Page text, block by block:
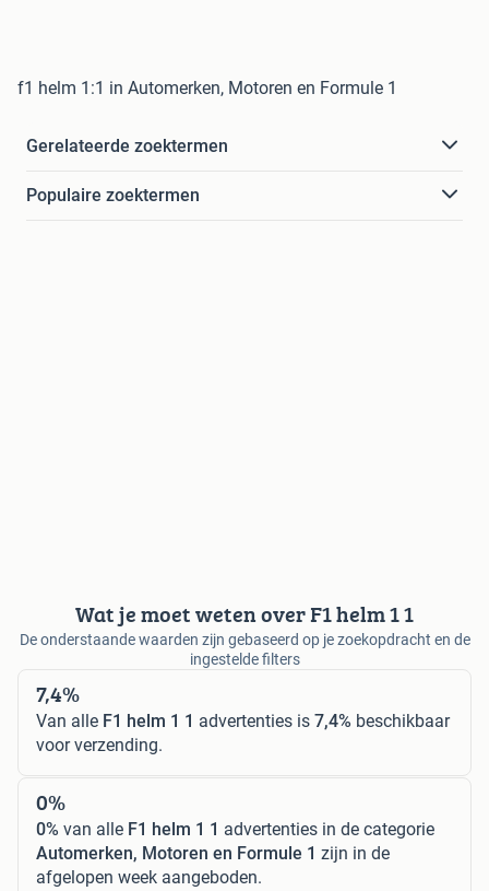
f1 helm 1:1 in Automerken, Motoren en Formule 1
Gerelateerde zoektermen
Populaire zoektermen
Wat je moet weten over F1 helm 1 1
De onderstaande waarden zijn gebaseerd op je zoekopdracht en de
ingestelde filters
7,4%
Van alle F1 helm 1 1 advertenties is 7,4% beschikbaar
voor verzending.
0%
0% van alle F1 helm 1 1 advertenties in de categorie
Automerken, Motoren en Formule 1 zijn in de
afgelopen week aangeboden.